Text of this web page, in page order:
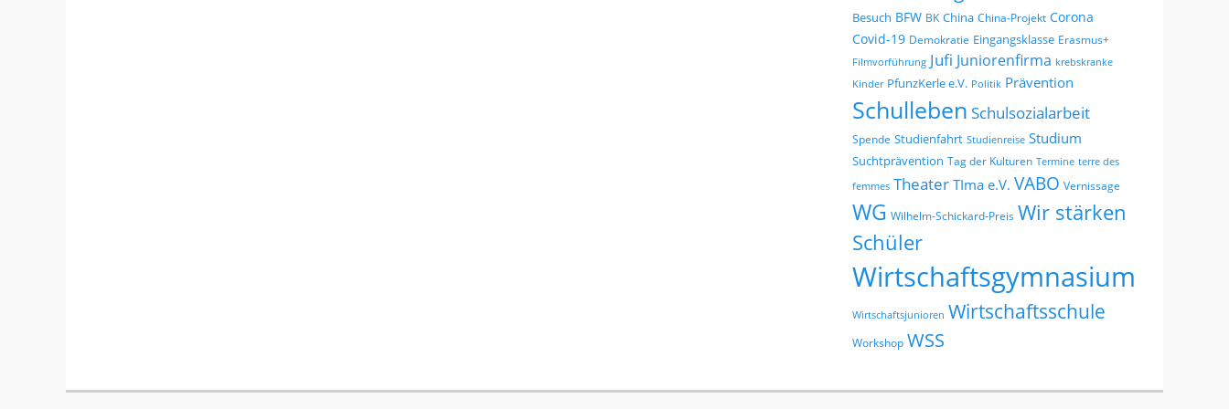
Besuch BFW BK China China-Projekt Corona
Covid-19 Demokratie Eingangsklasse Erasmus+
Filmvorführung Jufi Juniorenfirma krebskranke
Kinder PfunzKerle e.V. Politik Prävention
Schulleben Schulsozialarbeit
Spende Studienfahrt Studienreise Studium
Suchtprävention Tag der Kulturen Termine terre des
femmes Theater TIma e.V. VABO Vernissage
WG Wilhelm-Schickard-Preis Wir stärken
Schüler
Wirtschaftsgymnasium
Wirtschaftsjunioren Wirtschaftsschule
Workshop WSS